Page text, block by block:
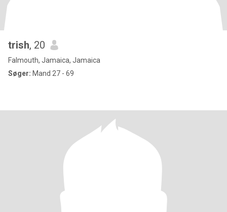
trish, 20
Falmouth, Jamaica, Jamaica
Søger: Mand 27 - 69